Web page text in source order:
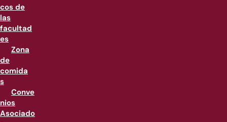
cos de
las
facultad
es
Zona
de
comida
s
Conve
nios
Asociado